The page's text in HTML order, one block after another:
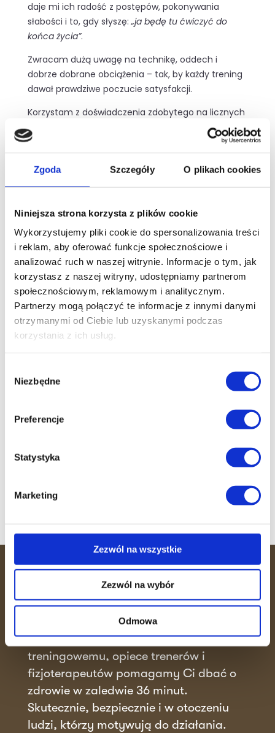
Zgoda Szczegóły O plikach cookies
Niniejsza strona korzysta z plików cookie
Wykorzystujemy pliki cookie do spersonalizowania treści
i reklam, aby oferować funkcje społecznościowe i
analizować ruch w naszej witrynie. Informacje o tym, jak
korzystasz z naszej witryny, udostępniamy partnerom
społecznościowym, reklamowym i analitycznym.
Partnerzy mogą połączyć te informacje z innymi danymi
otrzymanymi od Ciebie lub uzyskanymi podczas
korzystania z ich usług.
zgody
Niezbędne
Preferencje
Statystyka
Marketing
Zezwól na wszystkie
Zezwól na wybór
Odmowa
daje mi ich radość z postępów, pokonywania
słabości i to, gdy słyszę:„ja będę tu ćwiczyć do
końca życia”.
Zwracam dużą uwagę na technikę, oddech i
dobrze dobrane obciążenia – tak, by każdy trening
dawał prawdziwe poczucie satysfakcji.
Korzystam z doświadczenia zdobytego na licznych
szkoleniach z masażu i pracy z energią ciała –
patrzę na człowieka holistycznie.
Energia dnia? Dobra kawa w klubie i muzyka –
jest to dla Twojego dobra.”
dziś i umów się na pierwszą sesję z naszym
36 MINUT to miejsce, gdzie efektywność
spotyka się ze wspierającą atmosferą.
Dzięki unikalnemu systemowi
treningowemu, opiece trenerów i
fizjoterapeutów pomagamy Ci dbać o
zdrowie w zaledwie 36 minut.
Skutecznie, bezpiecznie i w otoczeniu
ludzi, którzy motywują do działania.